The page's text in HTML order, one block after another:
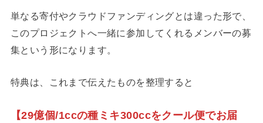
単なる寄付やクラウドファンディングとは違った形で、
このプロジェクトへ一緒に参加してくれるメンバーの募
集という形になります。
特典は、これまで伝えたものを整理すると
【29億個/1ccの種ミキ300ccをクール便でお届